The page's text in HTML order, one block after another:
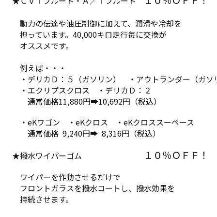
動力の伝達や油圧制御に加えて、潤滑や冷却を
担っています。40,000キロ走行毎に交換が
オススメです。
例えば・・・
・デリカＤ：５（ガソリン） ・アウトランダー（ガソ
・エクリプスクロス ・デリカＤ：２
通常価格11,880円➡10,692円（税込）
・eKワゴン ・eKクロス ・eKクロススーペース
通常価格 9,240円➡ 8,316円（税込）
★撥水ワイパーゴム
１０％ＯＦＦ！
ワイパーを作動させるだけで
フロントガラスを撥水コートし、撥水効果を
持続させます。